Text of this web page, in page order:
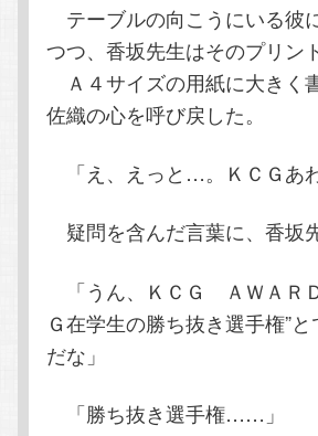
テーブルの向こうにいる彼
つつ、香坂先生はそのプリン
Ａ４サイズの用紙に大きく
佐織の心を呼び戻した。
「え、えっと…。ＫＣＧあ
疑問を含んだ言葉に、香坂
「うん、ＫＣＧ ＡＷＡＲ
Ｇ在学生の勝ち抜き選手権”
だな」
「勝ち抜き選手権……」